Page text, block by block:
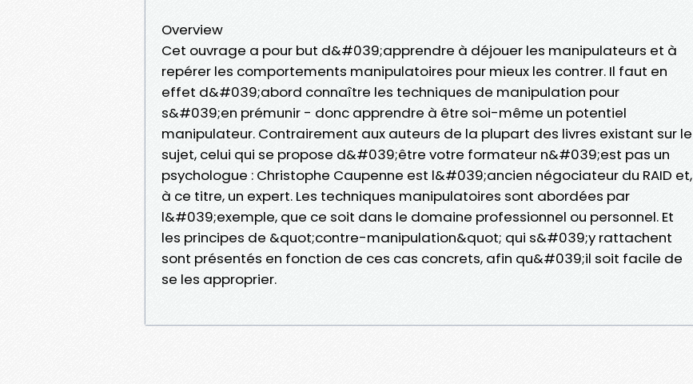
Overview
Cet ouvrage a pour but d&#039;apprendre à déjouer les manipulateurs et à
repérer les comportements manipulatoires pour mieux les contrer. Il faut en
effet d&#039;abord connaître les techniques de manipulation pour
s&#039;en prémunir - donc apprendre à être soi-même un potentiel
manipulateur. Contrairement aux auteurs de la plupart des livres existant sur le
sujet, celui qui se propose d&#039;être votre formateur n&#039;est pas un
psychologue : Christophe Caupenne est l&#039;ancien négociateur du RAID et,
à ce titre, un expert. Les techniques manipulatoires sont abordées par
l&#039;exemple, que ce soit dans le domaine professionnel ou personnel. Et
les principes de &quot;contre-manipulation&quot; qui s&#039;y rattachent
sont présentés en fonction de ces cas concrets, afin qu&#039;il soit facile de
se les approprier.